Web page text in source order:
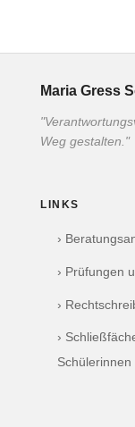
Maria Gress
Weg gestalten."
LINKS
›
› Prüfungen
›
›